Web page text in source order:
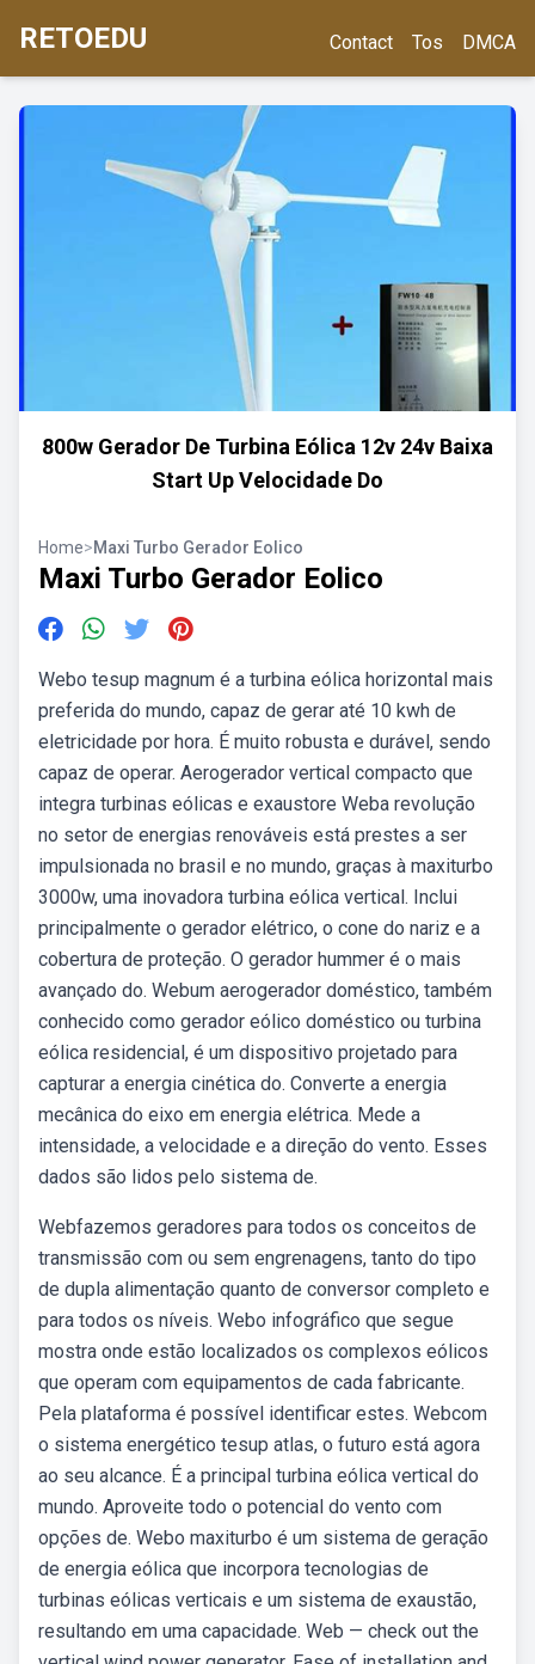
RETOEDU Contact Tos DMCA
800w Gerador De Turbina Eólica 12v 24v Baixa
Start Up Velocidade Do
Home>Maxi Turbo Gerador Eolico
Maxi Turbo Gerador Eolico
Webo tesup magnum é a turbina eólica horizontal mais
preferida do mundo, capaz de gerar até 10 kwh de
eletricidade por hora. É muito robusta e durável, sendo
capaz de operar. Aerogerador vertical compacto que
integra turbinas eólicas e exaustore Weba revolução
no setor de energias renováveis está prestes a ser
impulsionada no brasil e no mundo, graças à maxiturbo
3000w, uma inovadora turbina eólica vertical. Inclui
principalmente o gerador elétrico, o cone do nariz e a
cobertura de proteção. O gerador hummer é o mais
avançado do. Webum aerogerador doméstico, também
conhecido como gerador eólico doméstico ou turbina
eólica residencial, é um dispositivo projetado para
capturar a energia cinética do. Converte a energia
mecânica do eixo em energia elétrica. Mede a
intensidade, a velocidade e a direção do vento. Esses
dados são lidos pelo sistema de.
Webfazemos geradores para todos os conceitos de
transmissão com ou sem engrenagens, tanto do tipo
de dupla alimentação quanto de conversor completo e
para todos os níveis. Webo infográfico que segue
mostra onde estão localizados os complexos eólicos
que operam com equipamentos de cada fabricante.
Pela plataforma é possível identificar estes. Webcom
o sistema energético tesup atlas, o futuro está agora
ao seu alcance. É a principal turbina eólica vertical do
mundo. Aproveite todo o potencial do vento com
opções de. Webo maxiturbo é um sistema de geração
de energia eólica que incorpora tecnologias de
turbinas eólicas verticais e um sistema de exaustão,
resultando em uma capacidade. Web — check out the